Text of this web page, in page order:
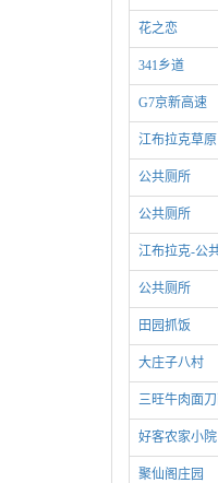
花之恋
341乡道
G7京新高速
江布拉克草原
公共厕所
公共厕所
江布拉克-公
公共厕所
田园抓饭
大庄子八村
三旺牛肉面
好客农家小院
聚仙阁庄园